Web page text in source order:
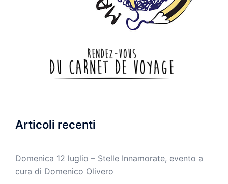
Articoli recenti
Domenica 12 luglio – Stelle Innamorate, evento a
cura di Domenico Olivero